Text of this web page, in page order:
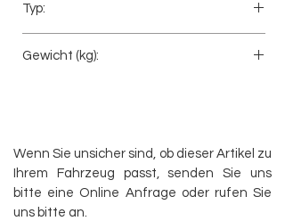
Typ:
Gewicht (kg):
Wenn Sie unsicher sind, ob dieser Artikel zu
Ihrem Fahrzeug passt, senden Sie uns
bitte eine Online Anfrage oder rufen Sie
uns bitte an.